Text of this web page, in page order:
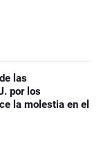
las
por los
la molestia en el